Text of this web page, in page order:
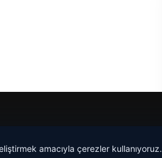
amacıyla çerezler kullanıyoruz.